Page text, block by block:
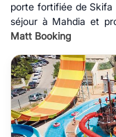
porte fortifiée de Skifa
séjour à Mahdia et
Matt Booking